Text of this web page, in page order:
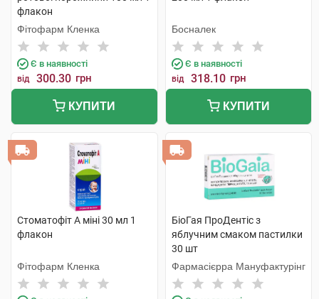
флакон
Фітофарм Кленка
Є в наявності
від 300.30 грн
КУПИТИ
Босналек
Є в наявності
від 318.10 грн
КУПИТИ
Стоматофіт А міні 30 мл 1
флакон
Фітофарм Кленка
БіоГая ПроДентіс з
яблучним смаком пастилки
30 шт
Фармасієрра Мануфактурінг